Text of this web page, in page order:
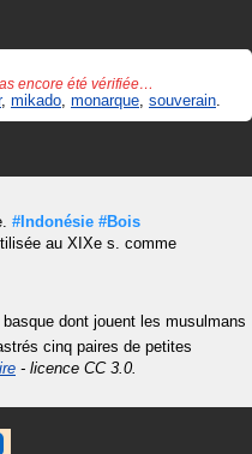
encore été vérifiée…
, mikado monarque souverain
#Indonésie #Bois
au XIXe s. comme
basque dont jouent les musulmans
cinq paires de petites
- licence CC 3.0.